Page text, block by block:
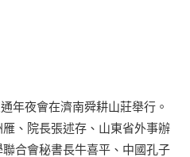
年夜會在濟南舜耕山莊舉行。
、院長張述存、山東省外事辦
合會秘書長牛喜平、中國孔子